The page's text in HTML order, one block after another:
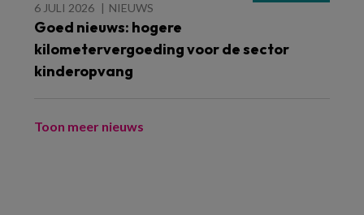
6 JULI 2026 NIEUWS
Goed nieuws: hogere
kilometervergoeding voor de sector
kinderopvang
Toon meer nieuws